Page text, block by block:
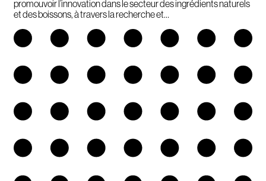
promouvoir l’innovation dans le secteur des ingrédients naturels
et des boissons, à travers la recherche et…